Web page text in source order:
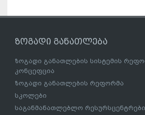
ზოგადი განათლება
ზოგადი განათლების სისტემის
კონცეფცია
ზოგადი განათლების რეფორმა
სკოლები
საგანმანათლებლო რესურსცენტრები